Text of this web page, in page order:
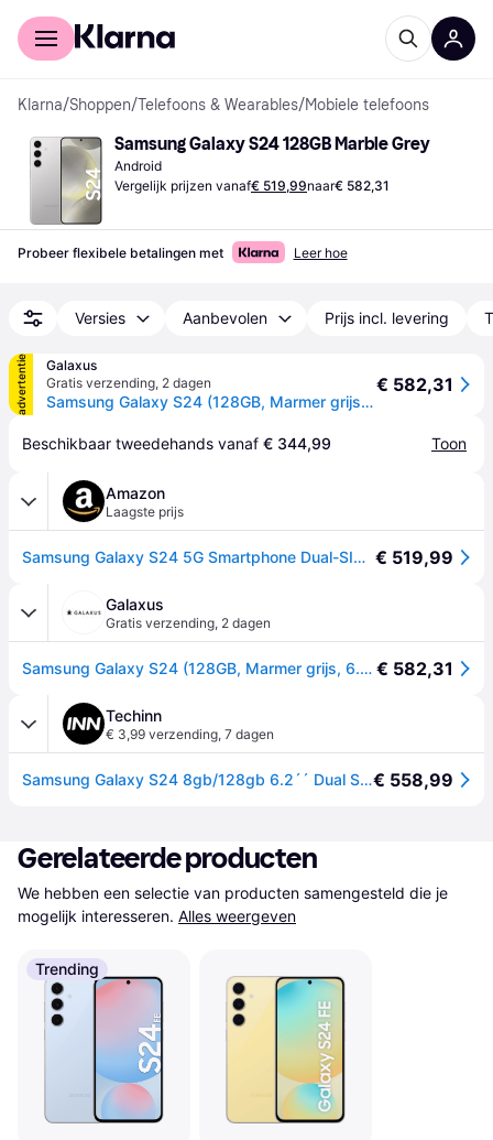
Voor shoppers
Klarna/Shoppen/Telefoons & Wearables/Mobiele telefoons
Samsung Galaxy S24 128GB Marble Grey
Android
Vergelijk prijzen vanaf€ 519,99naar€ 582,31
Probeer flexibele betalingen met Leer hoe
Versies Aanbevolen Prijs incl. levering
advertentie
Galaxus
Gratis verzending, 2 dagen
Samsung Galaxy S24 (128GB, Marmer grijs, 6.20", SIM + eSIM, 5G), Smartphone, Grijs
€ 582,31
Beschikbaar tweedehands vanaf € 344,99 Toon
Amazon
Laagste prijs
Samsung Galaxy S24 5G Smartphone Dual-SIM RAM 8 GB / Interner Speicher 128 OLED-Display 6.2" 2340 x 1080 Pixel 120 Hz Triple-Kamera 50 MP 12 10 front camera Marble Gray € 519,99
Galaxus
Gratis verzending, 2 dagen
Samsung Galaxy S24 (128GB, Marmer grijs, 6.20", SIM + eSIM, 5G), Smartphone, Grijs € 582,31
Techinn
€ 3,99 verzending, 7 dagen
Samsung Galaxy S24 8gb/128gb 6.2´´ Dual Sim Transparant€ 558,99
Gerelateerde producten
We hebben een selectie van producten samengesteld die je
mogelijk interesseren. Alles weergeven
Trending